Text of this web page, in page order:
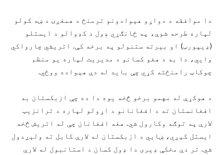
دا موافقه د دواړو هېوادونو ترمنځ د همغږۍ د ښه کولو
لپاره طرحه شوې، په ځانګړي ډول د کډوالو د ایستلو
(ډیپورټ) او بېرته ستنولو په برخه کې. اتریشي چارواکي
وایي، دا به د هغو کسانو د مدیریت لپاره یو منظم
چوکاټ رامنځته کړي چې باید له دې هېواده ووځي.
د هوکړې له مهمو برخو څخه یوه دا ده چې ازبکستان به
افغانستان ته د افغانانو د اړولو لپاره د ترانزیټ
لارې په توګه وکارول شي. هغه افغانان چې له اتریش څخه
ایستل کېږي، ښايي د ازبکستان له لارې کابل ته ولېږدول
شي. تر دې مخکې ډېری دا ډول کسان د استانبول له لارې